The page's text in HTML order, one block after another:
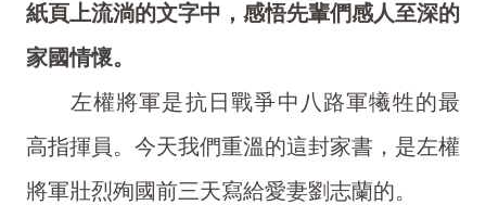
紙頁上流淌的文字中，感悟先輩們感人至深的
家國情懷。
左權將軍是抗日戰爭中八路軍犧牲的最
高指揮員。今天我們重溫的這封家書，是左權
將軍壯烈殉國前三天寫給愛妻劉志蘭的。